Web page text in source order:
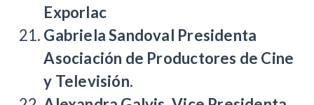
Exporlac
Gabriela Sandoval Presidenta
Asociación de Productores de Cine
y Televisión.